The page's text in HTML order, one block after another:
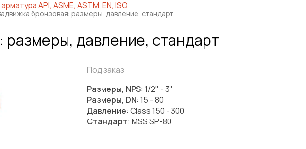
API, ASME, ASTM, EN, ISO
бронзовая: размеры, давление, стандарт
размеры, давление, стандарт
Под заказ
Размеры, NPS: 1/2" - 3"
Размеры, DN: 15 - 80
Давление: Class 150 - 300
Стандарт: MSS SP-80